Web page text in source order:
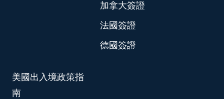
加拿大簽證
法國簽證
德國簽證
美國出入境政策指
南